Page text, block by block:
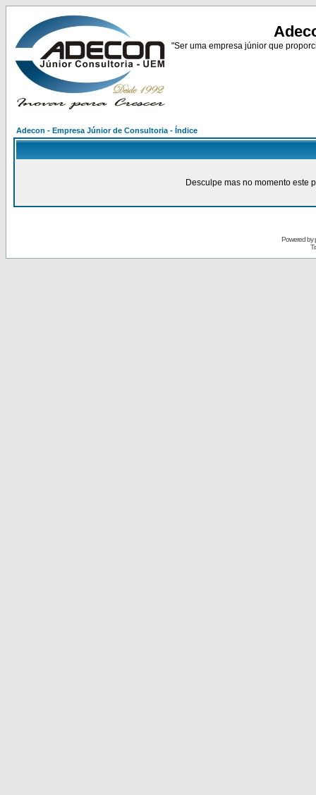
"Ser uma empresa júnior que
Adecon - Empresa Júnior de Consultoria - Índice
Desculpe mas no momento este
Powered by